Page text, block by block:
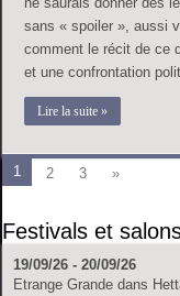
sans « spoiler », aussi
comment le récit de ce
et une confrontation
Lire la suite »
1 2 3 »
Festivals et
19/09/26 - 20/09/26
Etrange Grande dans